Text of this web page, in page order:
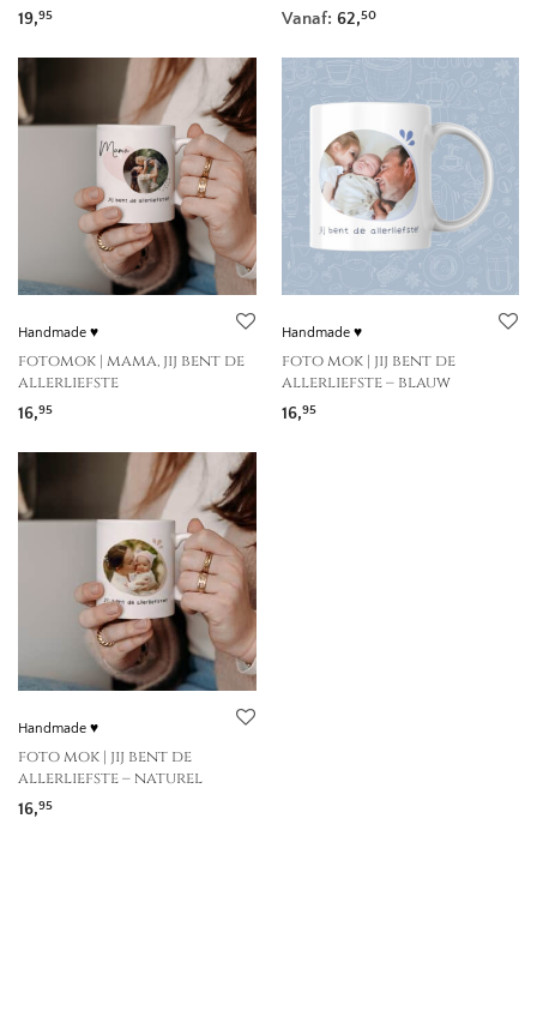
19,95 Vanaf: 62,50
Handmade ♥
fotomok | mama, jij bent de
allerliefste
16,95
Handmade ♥
foto mok | jij bent de
allerliefste – blauw
16,95
Handmade ♥
foto mok | jij bent de
allerliefste – naturel
16,95